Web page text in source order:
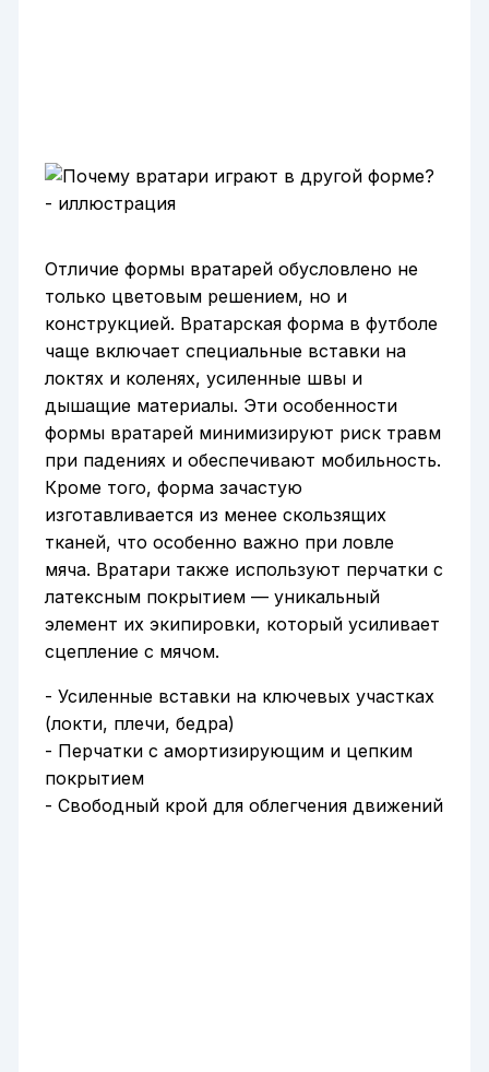
Отличие формы вратарей обусловлено не
только цветовым решением, но и
конструкцией. Вратарская форма в футболе
чаще включает специальные вставки на
локтях и коленях, усиленные швы и
дышащие материалы. Эти особенности
формы вратарей минимизируют риск травм
при падениях и обеспечивают мобильность.
Кроме того, форма зачастую
изготавливается из менее скользящих
тканей, что особенно важно при ловле
мяча. Вратари также используют перчатки с
латексным покрытием — уникальный
элемент их экипировки, который усиливает
сцепление с мячом.
- Усиленные вставки на ключевых участках
(локти, плечи, бедра)
- Перчатки с амортизирующим и цепким
покрытием
- Свободный крой для облегчения движений